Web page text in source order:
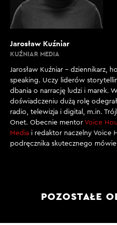
Jarosław Kuźniar
KUŹNIAR MEDIA
Jarosław Kuźniar – dziennikarz,
speaking. Uczy liderów
dbania o narrację ludzi i marek.
doświadczeniu dużą rolę
radio, telewizja i digital, m.in.
Onet. Obecnie mentor Voice
Media i redaktor naczelny Voice
podręcznika skutecznego
POZOSTAŁE